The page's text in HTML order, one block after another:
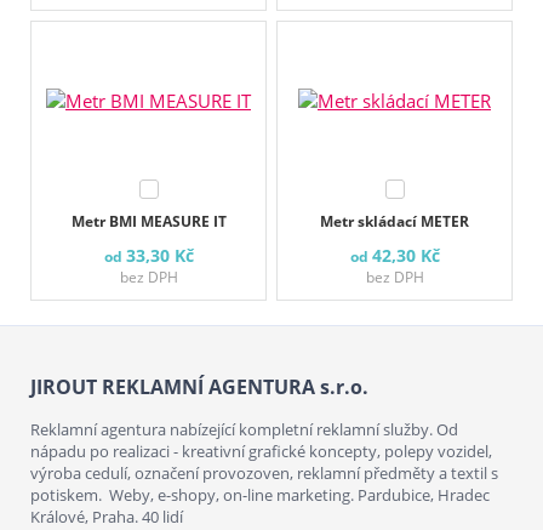
Metr BMI MEASURE IT
od 33,30 Kč
bez DPH
Metr skládací METER
od 42,30 Kč
bez DPH
JIROUT REKLAMNÍ AGENTURA s.r.o.
Reklamní agentura nabízející kompletní reklamní služby. Od
nápadu po realizaci - kreativní grafické koncepty, polepy vozidel,
výroba cedulí, označení provozoven, reklamní předměty a textil s
potiskem. Weby, e-shopy, on-line marketing. Pardubice, Hradec
Králové, Praha. 40 lidí